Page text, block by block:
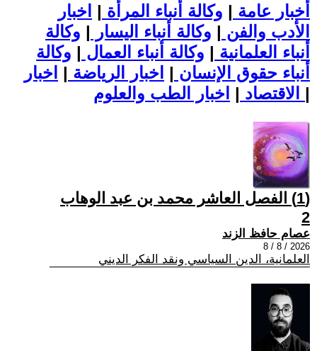
أخبار عامة | وكالة أنباء المرأة | اخبار
الأدب والفن | وكالة أنباء اليسار | وكالة
أنباء العلمانية | وكالة أنباء العمال | وكالة
أنباء حقوق الإنسان | اخبار الرياضة | اخبار
الاقتصاد | |
(1) الفصل العاشر محمد بن عبد الوهاب
2
عصام حافظ الزند
2026 / 8 / 8
العلمانية، الدين السياسي ونقد الفكر الديني